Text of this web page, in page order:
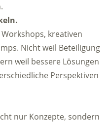
kreativen
Nicht weil Beteiligung
weil bessere Lösungen
Perspektiven
nur Konzepte, sondern